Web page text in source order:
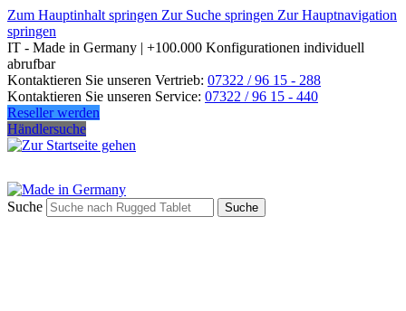
Zum Hauptinhalt springen Zur Suche springen Zur Hauptnavigation
springen
IT - Made in Germany | +100.000 Konfigurationen individuell
abrufbar
Kontaktieren Sie unseren Vertrieb: 07322 / 96 15 - 288
Kontaktieren Sie unseren Service: 07322 / 96 15 - 440
Reseller werden
Händlersuche
Suche Suche